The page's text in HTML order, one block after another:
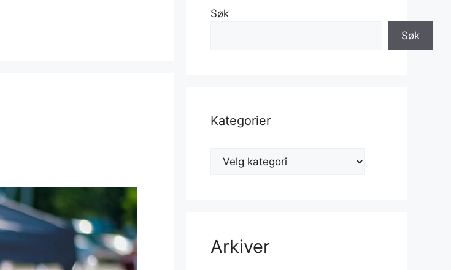
Søk
Søk
Kategorier
Kategorier
Arkiver